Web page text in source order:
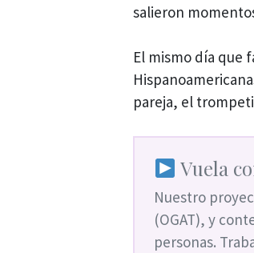
salieron
El mismo día que
pareja, el
Vuela
Nuestro
(OGAT), y
personas.